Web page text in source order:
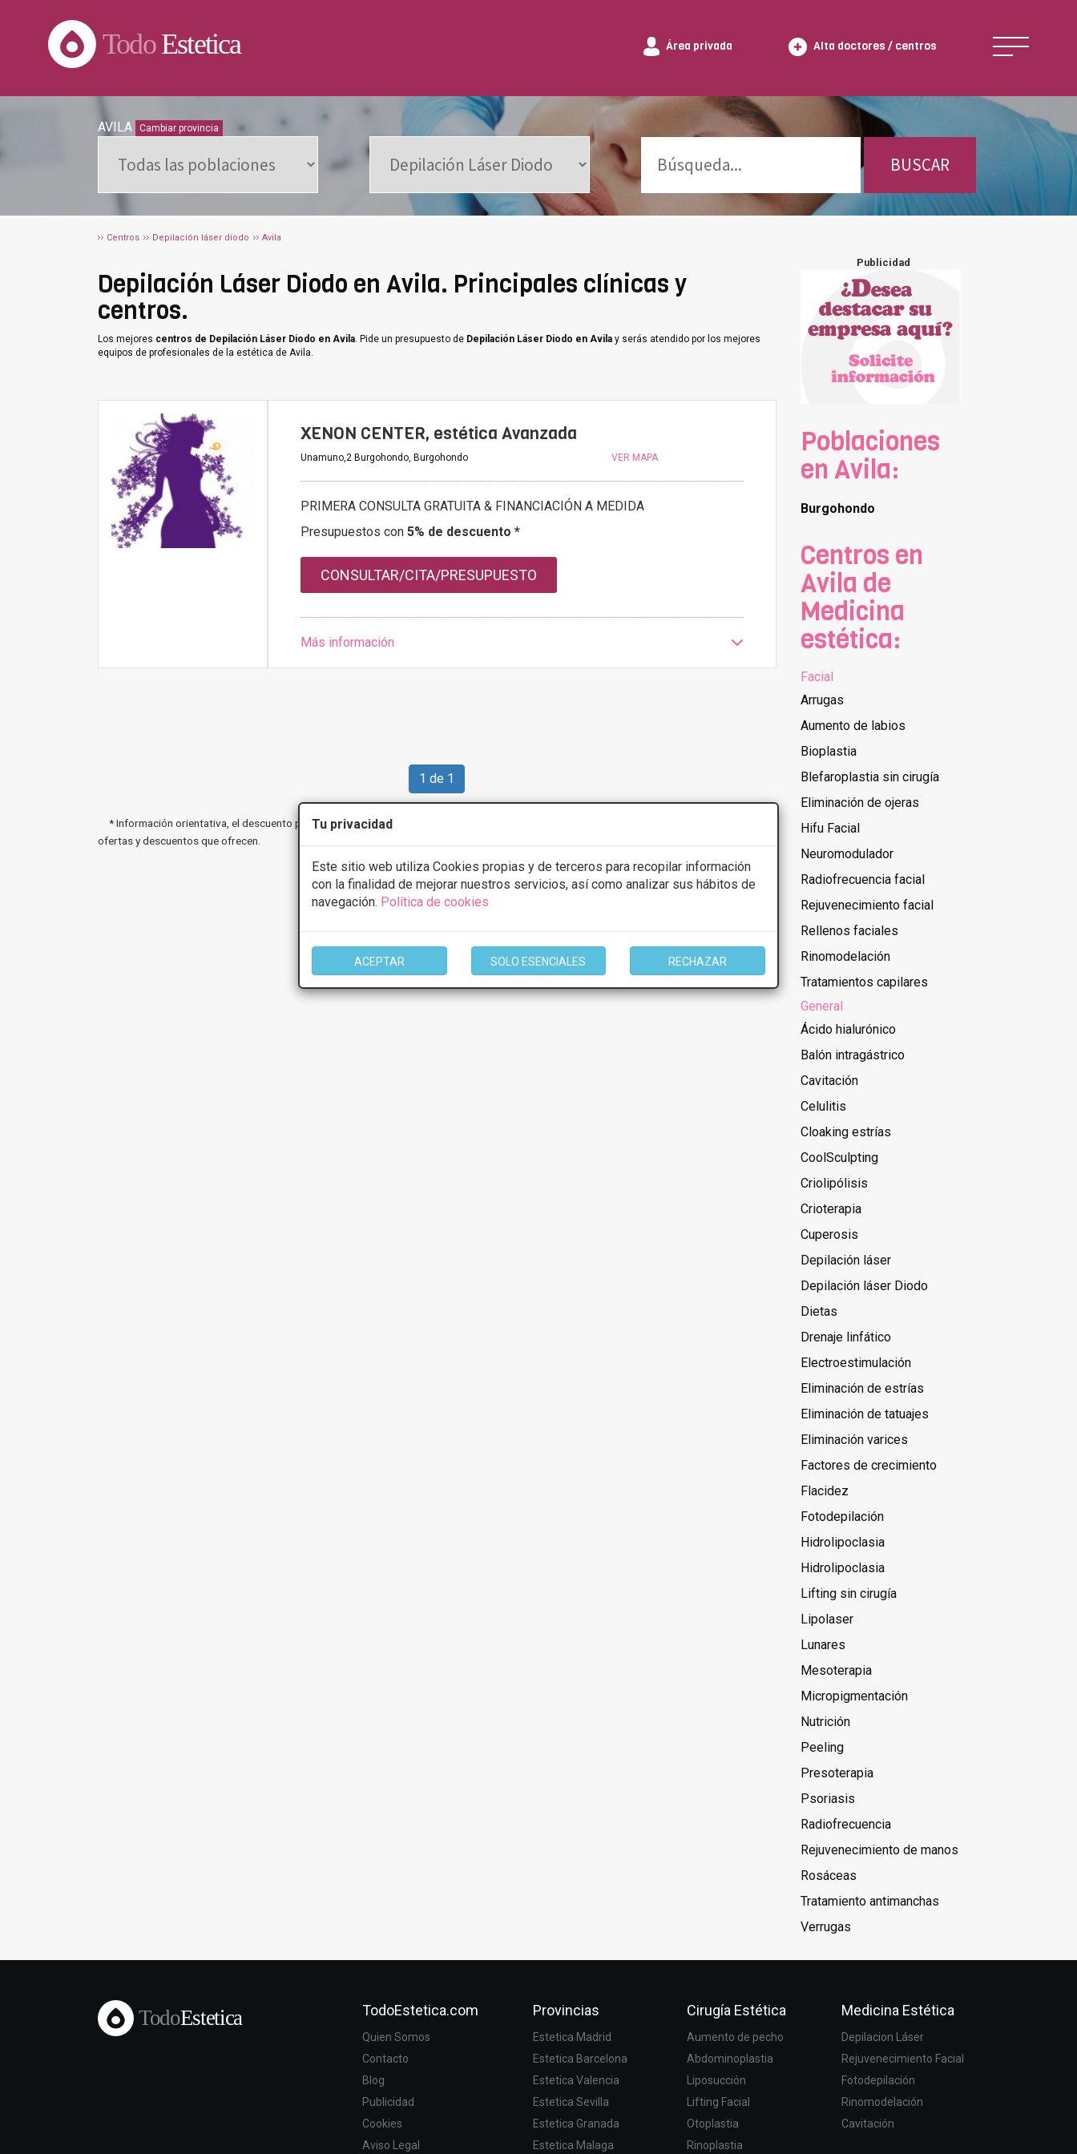
Tu privacidad
Este sitio web utiliza Cookies propias y de terceros para recopilar información
con la finalidad de mejorar nuestros servicios, así como analizar sus hábitos de
navegación. Política de cookies
ACEPTAR SOLO ESENCIALES RECHAZAR
TodoEstetica Área privada Alta doctores / centros
AVILA Cambiar provincia
BUSCAR
Centros Depilación láser diodo Avila
Depilación Láser Diodo en Avila. Principales clínicas y
centros.
Los mejores centros de Depilación Láser Diodo en Avila. Pide un presupuesto de Depilación Láser Diodo en Avila y serás atendido por los mejores
equipos de profesionales de la estética de Avila.
XENON CENTER, estética Avanzada
Unamuno,2 Burgohondo, Burgohondo VER MAPA
PRIMERA CONSULTA GRATUITA & FINANCIACIÓN A MEDIDA
Presupuestos con 5% de descuento *
CONSULTAR/CITA/PRESUPUESTO
Más información
1 de 1
* Información orientativa, el descuento puede variar en función del tratamiento y centro elegidos. Consulte los centros para conocer las
ofertas y descuentos que ofrecen.
Publicidad
Poblaciones
en Avila:
Burgohondo
Centros en
Avila de
Medicina
estética:
Facial
Arrugas
Aumento de labios
Bioplastia
Blefaroplastia sin cirugía
Eliminación de ojeras
Hifu Facial
Neuromodulador
Radiofrecuencia facial
Rejuvenecimiento facial
Rellenos faciales
Rinomodelación
Tratamientos capilares
General
Ácido hialurónico
Balón intragástrico
Cavitación
Celulitis
Cloaking estrías
CoolSculpting
Criolipólisis
Crioterapia
Cuperosis
Depilación láser
Depilación láser Diodo
Dietas
Drenaje linfático
Electroestimulación
Eliminación de estrías
Eliminación de tatuajes
Eliminación varices
Factores de crecimiento
Flacidez
Fotodepilación
Hidrolipoclasia
Hidrolipoclasia
Lifting sin cirugía
Lipolaser
Lunares
Mesoterapia
Micropigmentación
Nutrición
Peeling
Presoterapia
Psoriasis
Radiofrecuencia
Rejuvenecimiento de manos
Rosáceas
Tratamiento antimanchas
Verrugas
TodoEstetica TodoEstetica.com
Quien Somos
Contacto
Blog
Publicidad
Cookies
Aviso Legal
Provincias
Estetica Madrid
Estetica Barcelona
Estetica Valencia
Estetica Sevilla
Estetica Granada
Estetica Malaga
Cirugía Estética
Aumento de pecho
Abdominoplastia
Liposucción
Lifting Facial
Otoplastia
Rinoplastia
Medicina Estética
Depilacion Láser
Rejuvenecimiento Facial
Fotodepilación
Rinomodelación
Cavitación